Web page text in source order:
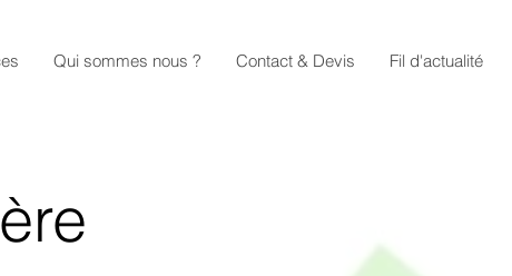
Qui sommes nous ? Contact & Devis Fil d'actualité